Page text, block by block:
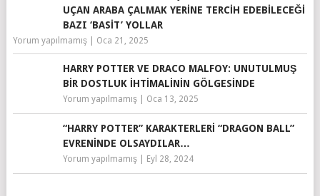
UÇAN ARABA ÇALMAK YERINE TERCIH EDEBILECEĞI
BAZI ‘BASIT’ YOLLAR
Yorum yapılmamış| Oca 21, 2025
HARRY POTTER VE DRACO MALFOY: UNUTULMUŞ
BIR DOSTLUK İHTIMALININ GÖLGESINDE
Yorum yapılmamış| Oca 13, 2025
“HARRY POTTER” KARAKTERLERI “DRAGON BALL”
EVRENINDE OLSAYDILAR…
Yorum yapılmamış| Eyl 28, 2024